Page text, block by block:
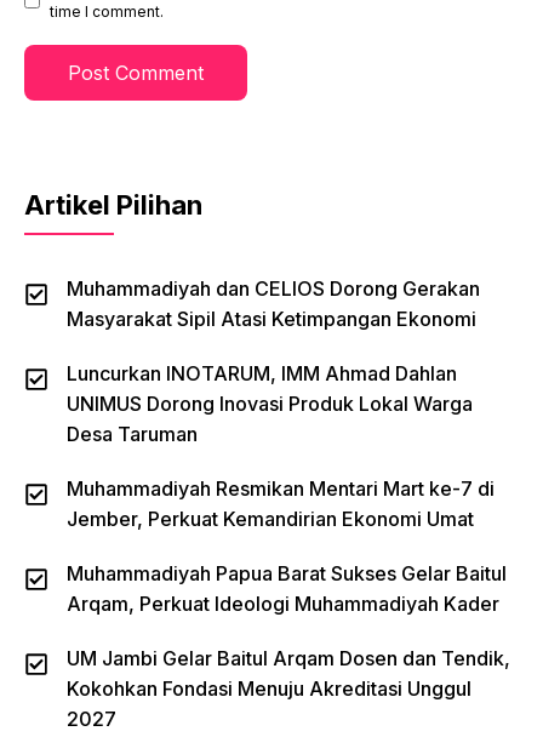
time I comment.
Artikel Pilihan
Muhammadiyah dan CELIOS Dorong Gerakan
Masyarakat Sipil Atasi Ketimpangan Ekonomi
Luncurkan INOTARUM, IMM Ahmad Dahlan
UNIMUS Dorong Inovasi Produk Lokal Warga
Desa Taruman
Muhammadiyah Resmikan Mentari Mart ke-7 di
Jember, Perkuat Kemandirian Ekonomi Umat
Muhammadiyah Papua Barat Sukses Gelar Baitul
Arqam, Perkuat Ideologi Muhammadiyah Kader
UM Jambi Gelar Baitul Arqam Dosen dan Tendik,
Kokohkan Fondasi Menuju Akreditasi Unggul
2027